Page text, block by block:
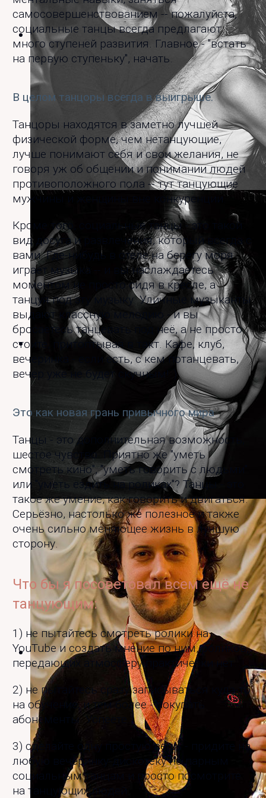
На хастл-дискотеке "Пряник"
На хастл-дискотеке "Моссовет"
самосовершенствованием -- пожалуйста,
социальные танцы всегда предлагают
много ступеней развития. Главное - "встать
на первую ступеньку", начать.
В целом танцоры всегда в выигрыше.
Танцоры находятся в заметно лучшей
физической форме, чем нетанцующие,
лучше понимают себя и свои желания, не
говоря уж об общении и понимании людей
противоположного пола -- тут танцующие
мужчины и женщины вне конкуренции.
Кроме того, социальные танцы - это такой
вид досуга и развлечения, который всегда с
вами. Где-нибудь в отеле на берегу моря
играет музыка -- и вы наслаждаетесь
моментом не просто сидя в кресле, а
танцуя под эту музыку. Уличные музыканты
выдают классную мелодию - и вы
бросаетесь танцевать под неё, а не просто
стоите, притоптывая в такт. Кафе, клуб,
вечеринка - если есть, с кем потанцевать,
вечер уже не будет скучным! :)
Это как новая грань привычного мира
Танцы - это дополнительная возможность,
шестое чувство. Приятно же "уметь
смотреть кино", "уметь говорить с людьми"
или "уметь ездить на роликах"? Танцы - это
такое же умение, как говорить и двигаться.
Серьёзно, настолько же полезное и также
очень сильно меняющее жизнь в лучшую
сторону.
Что бы я посоветовал всем ещё не
танцующим:
1) не пытайтесь смотреть ролики на
YouTube и создать мнение по ним, роликов,
передающих атмосферу практически нет.
2) не пытайтесь сразу записываться куда-то
на обучение, и тем более - покупать
абонементы. Успеете.
3) сделайте одну простую вещь - придите на
любую вечеринку-дискотеку по парным
социальным танцам и просто посмотрите
на танцующих людей.